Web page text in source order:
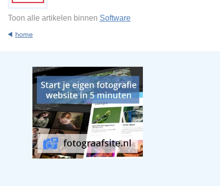
Toon alle artikelen binnen Software
home